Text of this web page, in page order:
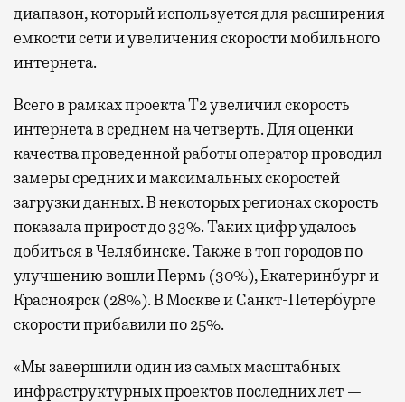
диапазон, который используется для расширения
емкости сети и увеличения скорости мобильного
интернета.
Всего в рамках проекта Т2 увеличил скорость
интернета в среднем на четверть. Для оценки
качества проведенной работы оператор проводил
замеры средних и максимальных скоростей
загрузки данных. В некоторых регионах скорость
показала прирост до 33%. Таких цифр удалось
добиться в Челябинске. Также в топ городов по
улучшению вошли Пермь (30%), Екатеринбург и
Красноярск (28%). В Москве и Санкт-Петербурге
скорости прибавили по 25%.
«Мы завершили один из самых масштабных
инфраструктурных проектов последних лет —